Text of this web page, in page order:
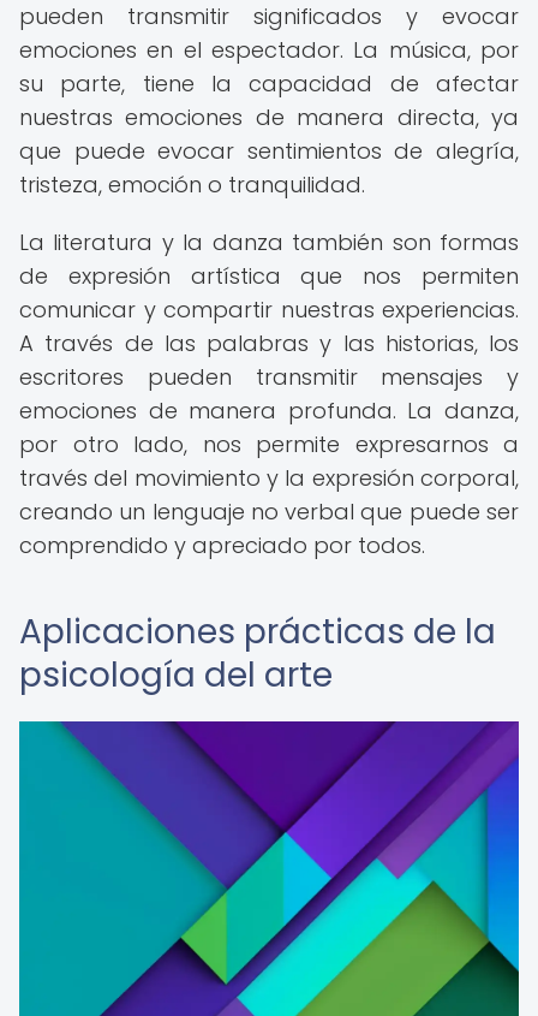
pueden transmitir significados y evocar
emociones en el espectador. La música, por
su parte, tiene la capacidad de afectar
nuestras emociones de manera directa, ya
que puede evocar sentimientos de alegría,
tristeza, emoción o tranquilidad.
La literatura y la danza también son formas
de expresión artística que nos permiten
comunicar y compartir nuestras experiencias.
A través de las palabras y las historias, los
escritores pueden transmitir mensajes y
emociones de manera profunda. La danza,
por otro lado, nos permite expresarnos a
través del movimiento y la expresión corporal,
creando un lenguaje no verbal que puede ser
comprendido y apreciado por todos.
Aplicaciones prácticas de la
psicología del arte